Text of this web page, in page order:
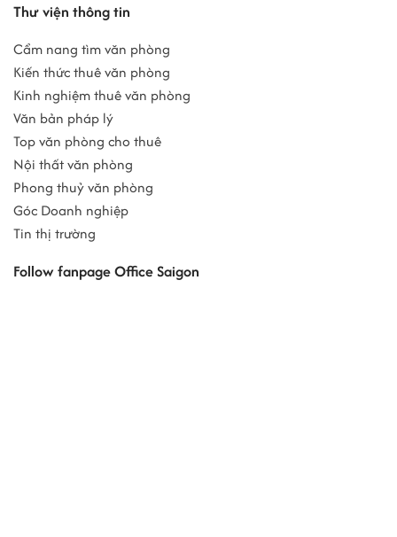
Thư viện thông tin
Cẩm nang tìm văn phòng
Kiến thức thuê văn phòng
Kinh nghiệm thuê văn phòng
Văn bản pháp lý
Top văn phòng cho thuê
Nội thất văn phòng
Phong thuỷ văn phòng
Góc Doanh nghiệp
Tin thị trường
Follow fanpage Office Saigon